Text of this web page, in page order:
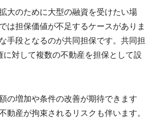
大のために大型の融資を受けたい場
は担保価値が不足するケースがありま
手段となるのが共同担保です。共同担
に対して複数の不動産を担保として設
の増加や条件の改善が期待できます
動産が拘束されるリスクも伴います。